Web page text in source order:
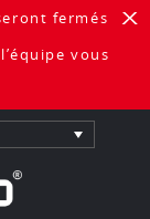
fermés
vous
X